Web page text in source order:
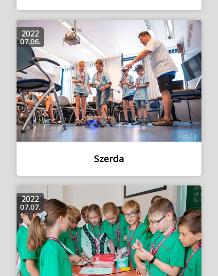
Szerda
2022
07.06.
2022
07.07.